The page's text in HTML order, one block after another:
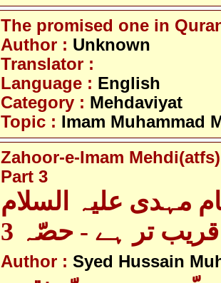
The promised one in
Author : Unknown
Translator :
Language : English
Category : Mehdaviyat
Topic : Imam Muhammad
Zahoor-e-Imam
Part 3
مہدی علیہ السلام
قریب تر ہے - حصّہ 3
Author : Syed Hussain